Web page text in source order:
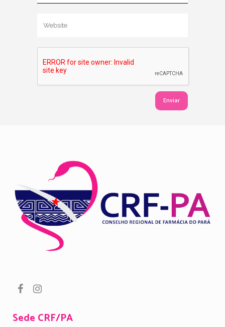
Sede CRF/PA